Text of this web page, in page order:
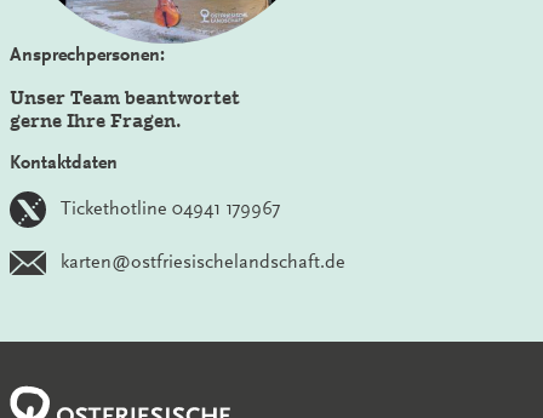
Ansprechpersonen:
Unser Team beantwortet
gerne Ihre Fragen.
Kontaktdaten
Tickethotline 04941 179967
karten@ostfriesischelandschaft.de